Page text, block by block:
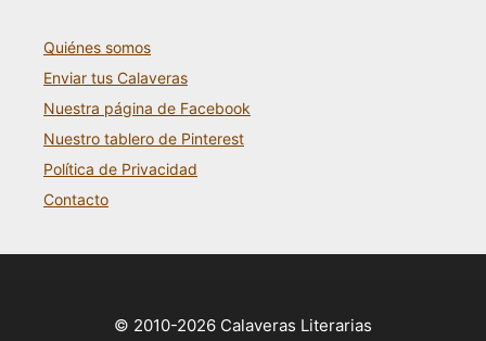
Quiénes somos
Enviar tus Calaveras
Nuestra página de Facebook
Nuestro tablero de Pinterest
Política de Privacidad
Contacto
© 2010-2026 Calaveras Literarias